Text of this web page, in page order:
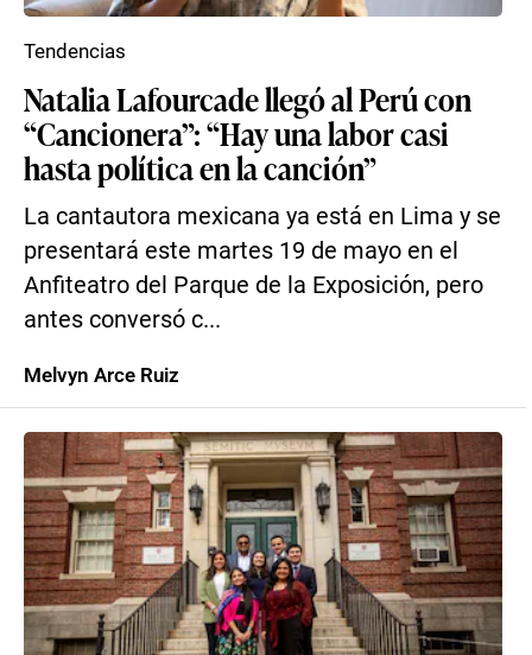
Natalia Lafourcade llegó al Perú con
“Cancionera”: “Hay una labor casi
hasta política en la canción”
La cantautora mexicana ya está en Lima y se
presentará este martes 19 de mayo en el
Anfiteatro del Parque de la Exposición, pero
antes conversó c...
Tendencias
Melvyn Arce Ruiz